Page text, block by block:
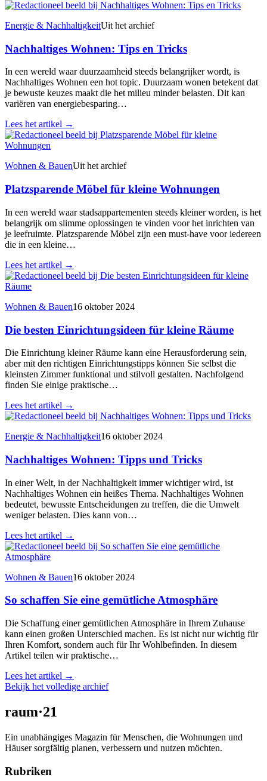
Energie & NachhaltigkeitUit het archief
Nachhaltiges Wohnen: Tips en Tricks
In een wereld waar duurzaamheid steeds belangrijker wordt, is
Nachhaltiges Wohnen een hot topic. Duurzaam wonen betekent dat
je bewuste keuzes maakt die het milieu minder belasten. Dit kan
variëren van energiebesparing…
Lees het artikel →
Wohnen & BauenUit het archief
Platzsparende Möbel für kleine Wohnungen
In een wereld waar stadsappartementen steeds kleiner worden, is het
belangrijk om slimme oplossingen te vinden voor het inrichten van
je leefruimte. Platzsparende Möbel zijn een must-have voor iedereen
die in een kleine…
Lees het artikel →
Wohnen & Bauen16 oktober 2024
Die besten Einrichtungsideen für kleine Räume
Die Einrichtung kleiner Räume kann eine Herausforderung sein,
aber mit den richtigen Einrichtungstipps können Sie selbst die
kleinsten Zimmer funktional und stilvoll gestalten. Nachfolgend
finden Sie einige praktische…
Lees het artikel →
Energie & Nachhaltigkeit16 oktober 2024
Nachhaltiges Wohnen: Tipps und Tricks
In einer Welt, in der Nachhaltigkeit immer wichtiger wird, ist
Nachhaltiges Wohnen ein heißes Thema. Nachhaltiges Wohnen
bedeutet, bewusste Entscheidungen zu treffen, die die Umwelt
weniger belasten. Dies kann von…
Lees het artikel →
Wohnen & Bauen16 oktober 2024
So schaffen Sie eine gemütliche Atmosphäre
Die Schaffung einer gemütlichen Atmosphäre in Ihrem Zuhause
kann einen großen Unterschied machen. Es ist nicht nur wichtig für
Ihren Komfort, sondern auch für Ihr Wohlbefinden. In diesem
Artikel teilen wir praktische…
Lees het artikel →
Bekijk het volledige archief
raum·21
Ein unabhängiges Magazin für Menschen, die Wohnungen und
Häuser sorgfältig planen, verbessern und nutzen möchten.
Rubriken